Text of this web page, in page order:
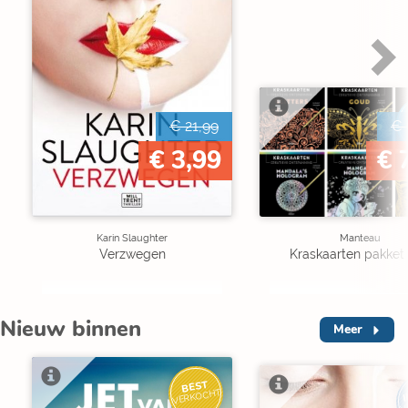
€ 21,99
€ 3,99
Karin Slaughter
Verzwegen
€
€
Manteau
Kraskaarten pakket
Nieuw binnen Meer
BEST
VERKOCHT